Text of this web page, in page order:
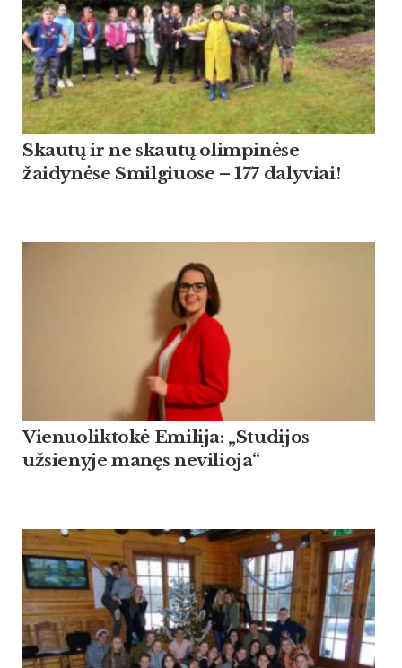
Skautų ir ne skautų olimpinėse
žaidynėse Smilgiuose – 177 dalyviai!
Vienuoliktokė Emilija: „Studijos
užsienyje manęs nevilioja“